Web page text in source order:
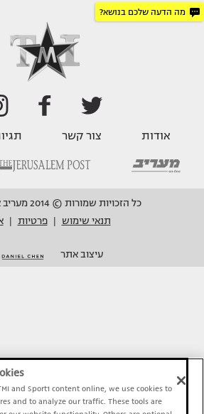
מה הדעה שלכם בנושא?
אודות צור קשר
כל הזכויות שמורות © 2014 מעריב און ליין בע"מ.
תנאי שימוש
פרטיות
עיצוב אתר
and Sport1 content online, we use cookies to
and to analyze our traffic. These tools are